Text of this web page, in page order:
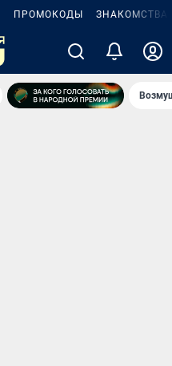
ПРОМОКОДЫ ЗНАКОМСТВА